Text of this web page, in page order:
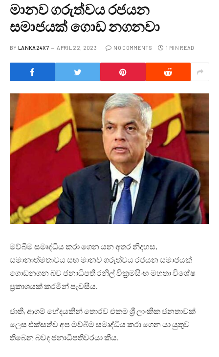
මානව ගරුත්වය රජයන
සමාජයක් ගොඩ නගනවා
BY LANKA24X7 APRIL 22, 2023 NO COMMENTS 1 MIN READ
මව්බිම සමෘද්ධිය කරා ගෙන යන අතර නිදහස,
සමානාත්මතාවය සහ මානව ගරුත්වය රජයන සමාජයක්
ගොඩනගන බව ජනාධිපති රනිල් වික්‍රමසිංහ මහතා විශේෂ
ප්‍රකාශයක් කරමින් පැවසීය.
ජාති, ආගම් භේදයකින් තොරව එකම ශ්‍රී ලාංකික ජනතාවක්
ලෙස එක්සත්ව අප මව්බිම සමෘද්ධිය කරා ගෙන යා යුතුව
තිබෙන බවද ජනාධිපතිවරයා කීය.